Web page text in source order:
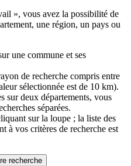
», vous avez la possibilité de
une région, un pays ou
une commune et ses
de recherche compris entre
sélectionnée est de 10 km).
sur deux départements, vous
séparées.
sur la loupe ; la liste des
à vos critères de recherche est
recherche